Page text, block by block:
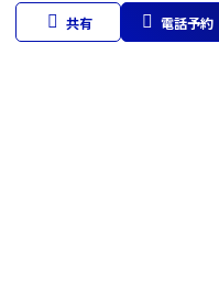
共有 電話予約